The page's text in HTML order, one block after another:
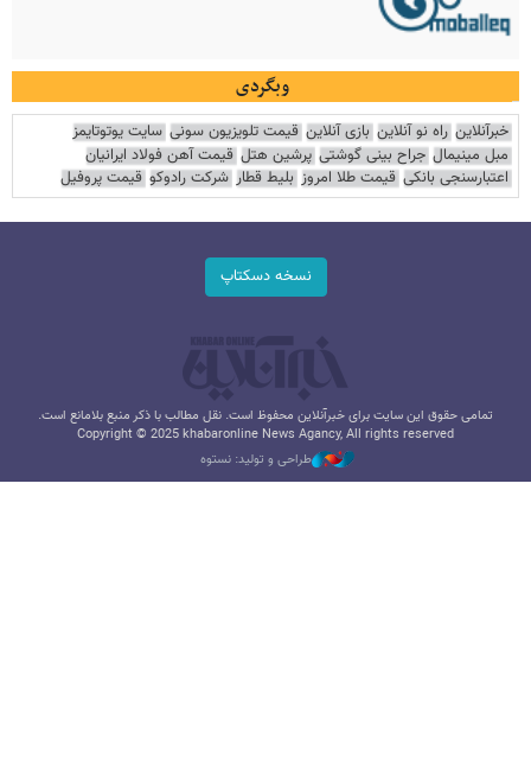
وبگردی
خبرآنلاین راه نو آنلاین بازی آنلاین قیمت تلویزیون سونی سایت یوتوتایمز
مبل مینیمال جراح بینی گوشتی پرشین هتل قیمت آهن فولاد ایرانیان
اعتبارسنجی بانکی قیمت طلا امروز بلیط قطار شرکت رادوکو قیمت پروفیل
نسخه دسکتاپ
تمامی حقوق این سایت برای خبرآنلاین محفوظ است. نقل مطالب با ذکر منبع بلامانع است.
Copyright © 2025 khabaronline News Agancy, All rights reserved
طراحی و تولید: نستوه